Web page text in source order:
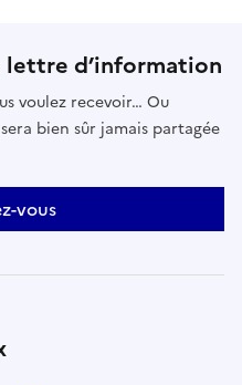
lettre d’information
voulez recevoir… Ou
bien sûr jamais partagée
vous